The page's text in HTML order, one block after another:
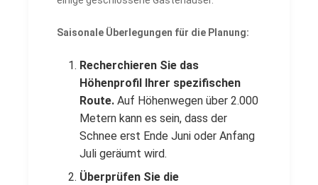
Saisonale Überlegungen für die Planung:
Recherchieren Sie das
Höhenprofil Ihrer spezifischen
Route. Auf Höhenwegen über 2.000
Metern kann es sein, dass der
Schnee erst Ende Juni oder Anfang
Juli geräumt wird.
Überprüfen Sie die